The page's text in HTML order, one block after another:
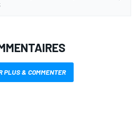
PLUS & COMMENTER